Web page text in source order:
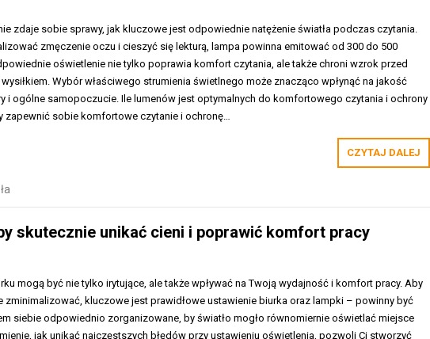
zdaje sobie sprawy, jak kluczowe jest odpowiednie natężenie światła podczas czytania.
zmęczenie oczu i cieszyć się lekturą, lampa powinna emitować od 300 do 500
oświetlenie nie tylko poprawia komfort czytania, ale także chroni wzrok przed
Wybór właściwego strumienia świetlnego może znacząco wpłynąć na jakość
i ogólne samopoczucie. Ile lumenów jest optymalnych do komfortowego czytania i ochrony
zapewnić sobie komfortowe czytanie i ochronę…
CZYTAJ DALEJ
skutecznie unikać cieni i poprawić komfort pracy
mogą być nie tylko irytujące, ale także wpływać na Twoją wydajność i komfort pracy. Aby
zminimalizować, kluczowe jest prawidłowe ustawienie biurka oraz lampki – powinny być
siebie odpowiednio zorganizowane, by światło mogło równomiernie oświetlać miejsce
jak unikać najczęstszych błędów przy ustawieniu oświetlenia, pozwoli Ci stworzyć